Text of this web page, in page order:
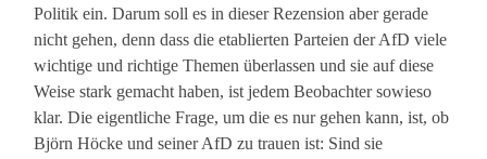
Politik ein. Darum soll es in dieser Rezension aber gerade
nicht gehen, denn dass die etablierten Parteien der AfD viele
wichtige und richtige Themen überlassen und sie auf diese
Weise stark gemacht haben, ist jedem Beobachter sowieso
klar. Die eigentliche Frage, um die es nur gehen kann, ist, ob
Björn Höcke und seiner AfD zu trauen ist: Sind sie